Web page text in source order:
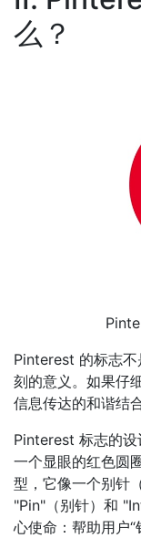
么？
Pinterest 的标志不
刻的意义。如果仔
信息传达的和谐结合
Pinterest 标志的
一个显眼的红色圆
型，它像一个别针
"Pin"（别针）和
心使命：帮助用户“